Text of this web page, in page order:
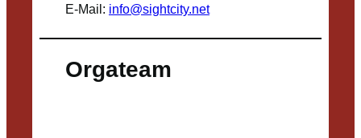
E-Mail: info@sightcity.net
Orgateam